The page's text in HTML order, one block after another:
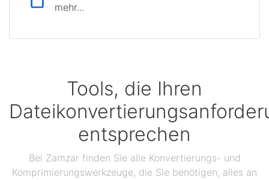
mehr...
Tools, die Ihren
entsprechen
Bei Zamzar finden Sie alle Konvertierungs- und
Komprimierungswerkzeuge, die Sie benötigen, alles an